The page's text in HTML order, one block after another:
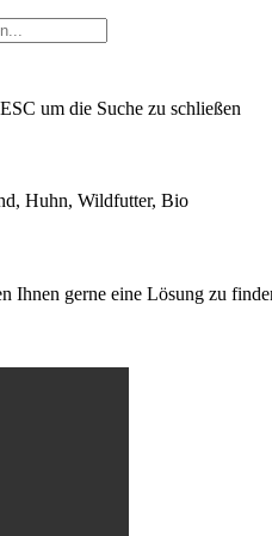
um die Suche zu schließen
Huhn, Wildfutter, Bio
Ihnen gerne eine Lösung zu